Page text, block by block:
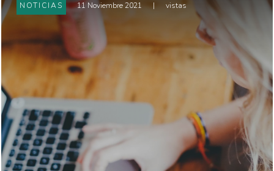
NOTICIAS 11 Noviembre 2021 | vistas